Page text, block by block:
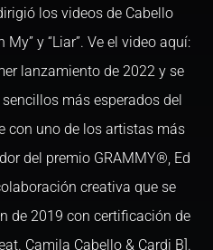
los videos de Cabello
My” y “Liar”. Ve el video aquí:
lanzamiento de 2022 y se
más esperados del
con uno de los artistas más
del premio GRAMMY®, Ed
creativa que se
de 2019 con certificación de
Camila Cabello & Cardi B].